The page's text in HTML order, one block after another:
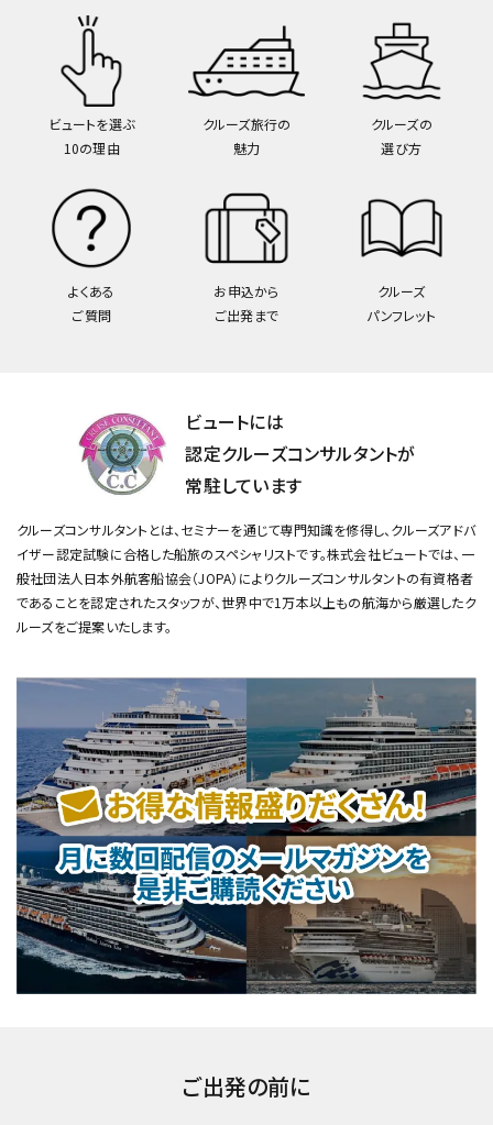
ビュートを選ぶ
10の理由
クルーズ旅行の
魅力
クルーズの
選び方
よくある
ご質問
お申込から
ご出発まで
クルーズ
パンフレット
ビュートには
認定クルーズコンサルタントが
常駐しています
クルーズコンサルタントとは、セミナーを通じて専門知識を修得し、クルーズアドバ
イザー認定試験に合格した船旅のスペシャリストです。株式会社ビュートでは、一
般社団法人日本外航客船協会（JOPA）によりクルーズコンサルタントの有資格者
であることを認定されたスタッフが、世界中で1万本以上もの航海から厳選したク
ルーズをご提案いたします。
ご出発の前に